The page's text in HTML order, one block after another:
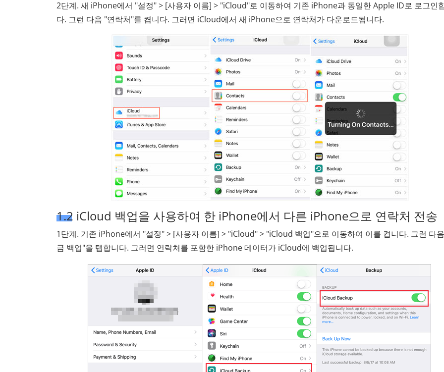
2단계. 새 iPhone에서 "설정" > [사용자 이름] > "iCloud"로 이동하여 기존 iPhone과 동일한 Apple ID로 로그인
다. 그런 다음 "연락처"를 켭니다. 그러면 iCloud에서 새 iPhone으로 연락처가 다운로드됩니다.
1.2 iCloud 백업을 사용하여 한 iPhone에서 다른 iPhone으로 연락처 전송
1단계. 기존 iPhone에서 "설정" > [사용자 이름] > "iCloud" > "iCloud 백업"으로 이동하여 이를 켭니다. 그런 다
금 백업"을 탭합니다. 그러면 연락처를 포함한 iPhone 데이터가 iCloud에 백업됩니다.